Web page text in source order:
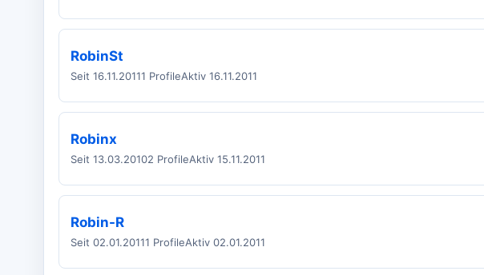
RobinSt
Seit 16.11.20111 ProfileAktiv 16.11.2011
Robinx
Seit 13.03.20102 ProfileAktiv 15.11.2011
Robin-R
Seit 02.01.20111 ProfileAktiv 02.01.2011